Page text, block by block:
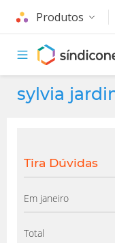
Produtos
sylvia
Tira Dúvidas
Em janeiro
Total